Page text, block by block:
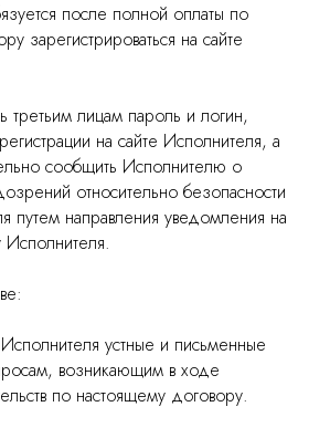
после полной оплаты по
зарегистрироваться на сайте
лицам пароль и логин,
на сайте Исполнителя, а
сообщить Исполнителю о
относительно безопасности
путем направления уведомления на
Исполнителя.
устные и письменные
возникающим в ходе
по настоящему договору.